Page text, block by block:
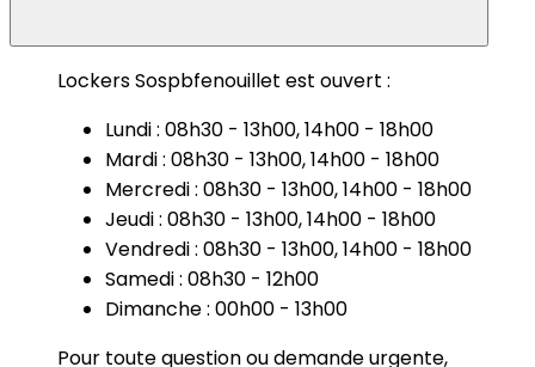
Lockers Sospbfenouillet est ouvert :
Lundi : 08h30 - 13h00, 14h00 - 18h00
Mardi : 08h30 - 13h00, 14h00 - 18h00
Mercredi : 08h30 - 13h00, 14h00 - 18h00
Jeudi : 08h30 - 13h00, 14h00 - 18h00
Vendredi : 08h30 - 13h00, 14h00 - 18h00
Samedi : 08h30 - 12h00
Dimanche : 00h00 - 13h00
Pour toute question ou demande urgente,